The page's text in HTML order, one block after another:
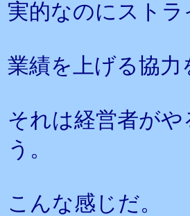
実的なのにスト
業績を上げる協
それは経営者が
う。
こんな感じだ。